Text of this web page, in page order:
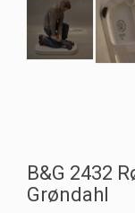
B&G 2432
Grøndahl